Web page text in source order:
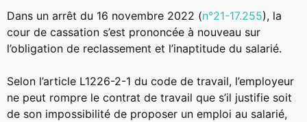
Dans un arrêt du 16 novembre 2022 (n°21-17.255), la
cour de cassation s’est prononcée à nouveau sur
l’obligation de reclassement et l’inaptitude du salarié.
Selon l’article L1226-2-1 du code de travail, l’employeur
ne peut rompre le contrat de travail que s’il justifie soit
de son impossibilité de proposer un emploi au salarié,